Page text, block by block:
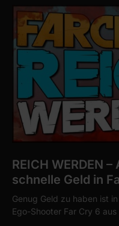
REICH WERDEN
schnelle Geld in
Genug Geld zu haben ist
Ego-Shooter Far Cry 6